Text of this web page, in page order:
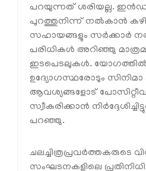
പറയുന്നത് ശരിയല്ല.
പുറത്തുനിന്ന് നൽകാൻ
സഹായങ്ങളും സർക്കാർ
പരിധികൾ അറിഞ്ഞു
ഇടപെടലുകൾ. യോഗത്തിൽ
ഉദ്യോഗസ്ഥരോടും
ആവശ്യങ്ങളോട്
സ്വീകരിക്കാൻ
പറഞ്ഞു.
ചലച്ചിത്രപ്രവർത്തകരുടെ
സംഘടനകളിലെ